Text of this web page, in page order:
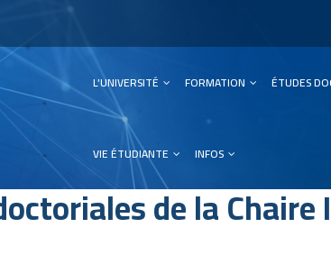
Main
navigation
L’UNIVERSITÉ FORMATION ÉTUDES
VIE ÉTUDIANTE INFOS
de la Chaire